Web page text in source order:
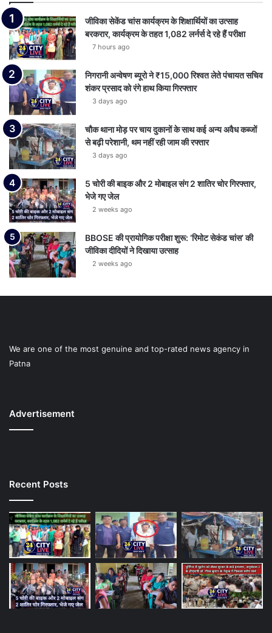
जीविका सेकेंड चांस कार्यक्रम के शिक्षार्थियों का उत्साह
बरकरार, कार्यक्रम के तहत 1,082 लर्नर्स दे रहे हैं परीक्षा
7 hours ago
निगरानी अन्वेषण ब्यूरो ने ₹15,000 रिश्वत लेते पंचायत सचिव
शंकर प्रसाद को रंगे हाथ किया गिरफ्तार
3 days ago
चौक थाना मोड़ पर चाय दुकानों के साथ कई अन्य अवैध कब्जों
से बढ़ी परेशानी, थम नहीं रही जाम की रफ्तार
3 days ago
5 चोरी की बाइक और 2 मोबाइल संग 2 शातिर चोर गिरफ्तार,
भेजे गए जेल
2 weeks ago
BBOSE की प्रायोगिक परीक्षा शुरू: ‘रिमोट सेकंड चांस’ की
जीविका दीदियों ने दिखाया उत्साह
2 weeks ago
We are one of the most genuine and top-rated news agency in
Patna
Advertisement
Recent Posts